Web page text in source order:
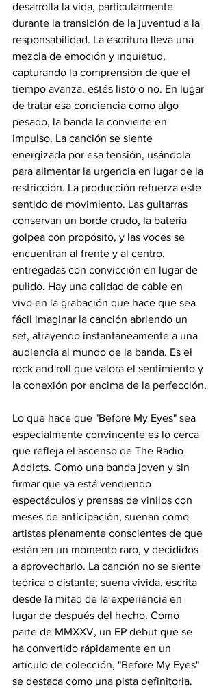
desarrolla la vida, particularmente
durante la transición de la juventud a la
responsabilidad. La escritura lleva una
mezcla de emoción y inquietud,
capturando la comprensión de que el
tiempo avanza, estés listo o no. En lugar
de tratar esa conciencia como algo
pesado, la banda la convierte en
impulso. La canción se siente
energizada por esa tensión, usándola
para alimentar la urgencia en lugar de la
restricción. La producción refuerza este
sentido de movimiento. Las guitarras
conservan un borde crudo, la batería
golpea con propósito, y las voces se
encuentran al frente y al centro,
entregadas con convicción en lugar de
pulido. Hay una calidad de cable en
vivo en la grabación que hace que sea
fácil imaginar la canción abriendo un
set, atrayendo instantáneamente a una
audiencia al mundo de la banda. Es el
rock and roll que valora el sentimiento y
la conexión por encima de la perfección.
Lo que hace que "Before My Eyes" sea
especialmente convincente es lo cerca
que refleja el ascenso de The Radio
Addicts. Como una banda joven y sin
firmar que ya está vendiendo
espectáculos y prensas de vinilos con
meses de anticipación, suenan como
artistas plenamente conscientes de que
están en un momento raro, y decididos
a aprovecharlo. La canción no se siente
teórica o distante; suena vivida, escrita
desde la mitad de la experiencia en
lugar de después del hecho. Como
parte de MMXXV, un EP debut que se
ha convertido rápidamente en un
artículo de colección, "Before My Eyes"
se destaca como una pista definitoria.